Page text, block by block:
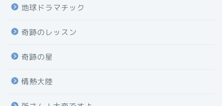
地球ドラマチック
奇跡のレッスン
奇跡の星
情熱大陸